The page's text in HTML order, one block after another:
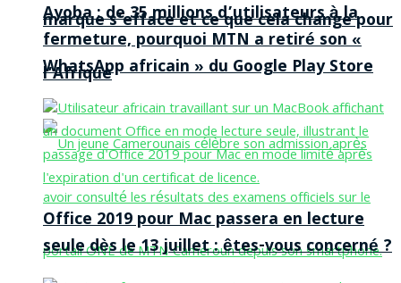
marque s’efface et ce que cela change pour
l’Afrique
Ayoba : de 35 millions d’utilisateurs à la
fermeture, pourquoi MTN a retiré son «
WhatsApp africain » du Google Play Store
Office 2019 pour Mac passera en lecture
seule dès le 13 juillet : êtes-vous concerné ?